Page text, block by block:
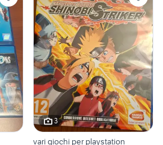
3
vari giochi per playstation